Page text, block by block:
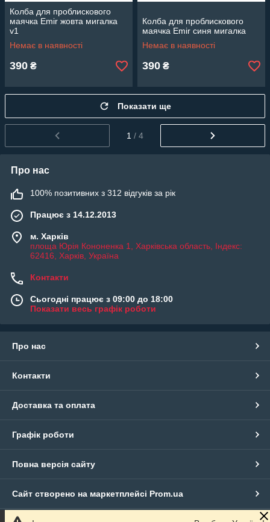
Колба для проблискового
маячка Emir жовта мигалка
v1
Немає в наявності
390 ₴
Колба для проблискового
маячка Emir синя мигалка
Немає в наявності
390 ₴
Показати ще
1 / 4
Про нас
100% позитивних з 312 відгуків за рік
Працює з 14.12.2013
м. Харків
площа Юрія Кононенка 1, Харківська область, Індекс:
62416, Харків, Україна
Контакти
Сьогодні працює з 09:00 до 18:00
Показати весь графік роботи
Про нас
Контакти
Доставка та оплата
Графік роботи
Повна версія сайту
Сайт створено на маркетплейсі Prom.ua